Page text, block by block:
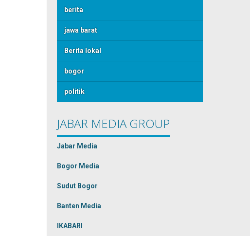
berita
jawa barat
Berita lokal
bogor
politik
JABAR MEDIA GROUP
Jabar Media
Bogor Media
Sudut Bogor
Banten Media
IKABARI